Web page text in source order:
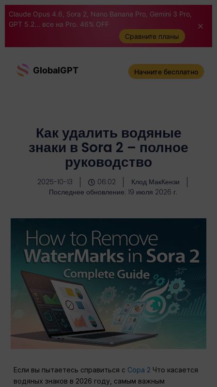
Claude Opus 4.6, Sora 2, Nano Banana Pro, Gemini 3 Pro,
GPT 5.2... все на Pro. 46% OFF
Сравните планы
GlobalGPT Начните бесплатно
Как удалить водяные
знаки в Sora 2 – полное
руководство
2025-10-13 06:02
Клод МакКензи
Последнее обновление: 19 июля 2026 г.
Если вы пытаетесь справиться с Сора 2 Что касается
водяных знаков в 2026 году, самым важным